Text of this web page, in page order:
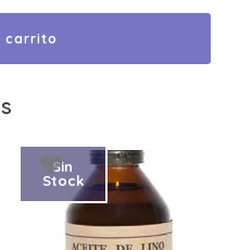
carrito
Sin
Stock